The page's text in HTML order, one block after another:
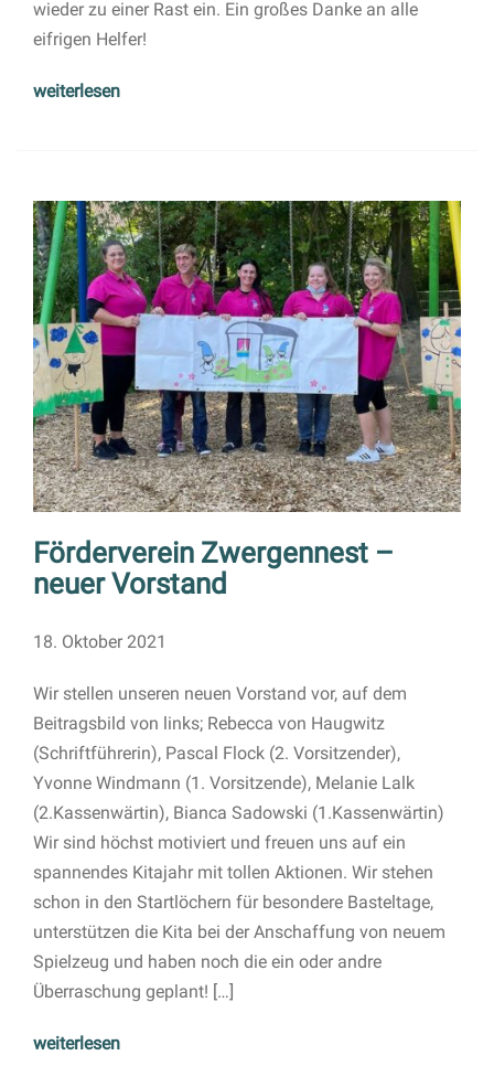
wieder zu einer Rast ein. Ein großes Danke an alle
eifrigen Helfer!
weiterlesen
Förderverein Zwergennest –
neuer Vorstand
18. Oktober 2021
Wir stellen unseren neuen Vorstand vor, auf dem
Beitragsbild von links; Rebecca von Haugwitz
(Schriftführerin), Pascal Flock (2. Vorsitzender),
Yvonne Windmann (1. Vorsitzende), Melanie Lalk
(2.Kassenwärtin), Bianca Sadowski (1.Kassenwärtin)
Wir sind höchst motiviert und freuen uns auf ein
spannendes Kitajahr mit tollen Aktionen. Wir stehen
schon in den Startlöchern für besondere Basteltage,
unterstützen die Kita bei der Anschaffung von neuem
Spielzeug und haben noch die ein oder andre
Überraschung geplant! […]
weiterlesen